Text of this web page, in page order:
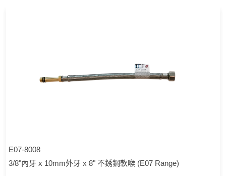
E07-8008
3/8"內牙 x 10mm外牙 x 8" 不銹鋼軟喉 (E07 Range)